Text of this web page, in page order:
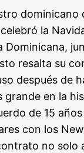
dominicano
la
Dominicana,
resalta su
después de
grande en la
de 15
con los
no solo